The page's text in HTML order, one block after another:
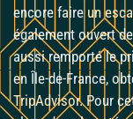
encore faire un
également ouvert
aussi remporté le
en Île-de-France,
TripAdvisor. Pour